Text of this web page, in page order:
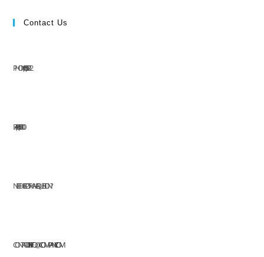
Contact Us
PHONE: (+63) 555 1212
FAX: (+63) 555 0100
NEED HELP OR HAVE A QUESTION?
CONTACT US AT:INFO@COMPANY.COM